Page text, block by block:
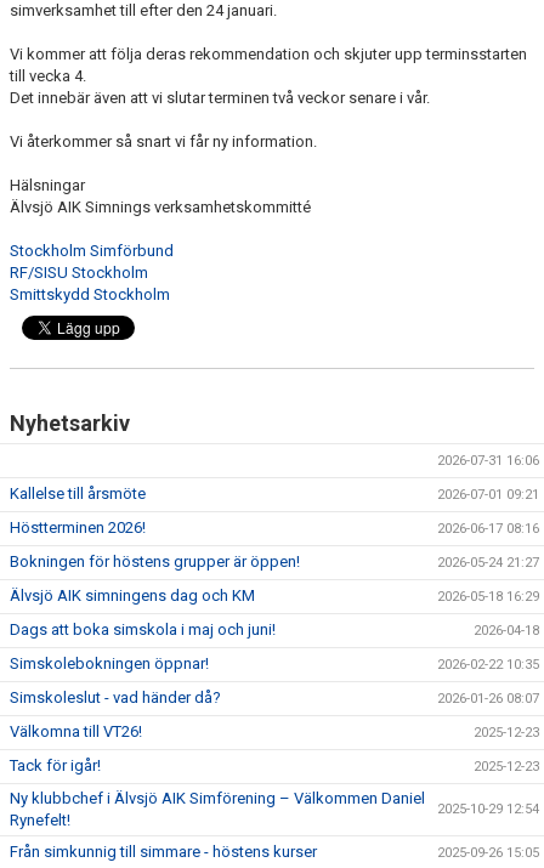
simverksamhet till efter den 24 januari.
Vi kommer att följa deras rekommendation och skjuter upp terminsstarten
till vecka 4.
Det innebär även att vi slutar terminen två veckor senare i vår.
Vi återkommer så snart vi får ny information.
Hälsningar
Älvsjö AIK Simnings verksamhetskommitté
Stockholm Simförbund
RF/SISU Stockholm
Smittskydd Stockholm
Nyhetsarkiv
2026-07-31 16:06
Kallelse till årsmöte 2026-07-01 09:21
Höstterminen 2026! 2026-06-17 08:16
Bokningen för höstens grupper är öppen! 2026-05-24 21:27
Älvsjö AIK simningens dag och KM 2026-05-18 16:29
Dags att boka simskola i maj och juni! 2026-04-18
Simskolebokningen öppnar! 2026-02-22 10:35
Simskoleslut - vad händer då? 2026-01-26 08:07
Välkomna till VT26! 2025-12-23
Tack för igår! 2025-12-23
Ny klubbchef i Älvsjö AIK Simförening – Välkommen Daniel
Rynefelt!
2025-10-29 12:54
Från simkunnig till simmare - höstens kurser 2025-09-26 15:05